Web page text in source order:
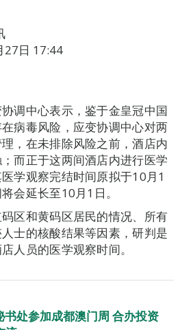
27日 17:44
调中心表示，鉴于金皇冠中国
病毒风险，应变协调中心对两
，在未排除风险之前，酒店内
而正于这两间酒店内进行医学
学观察完结时间原拟于10月1
会延长至10月1日。
区和黄码区居民的情况、所有
士的核酸结果等因素，研判是
人员的医学观察时间。
书处参加成都澳门周 合办投资